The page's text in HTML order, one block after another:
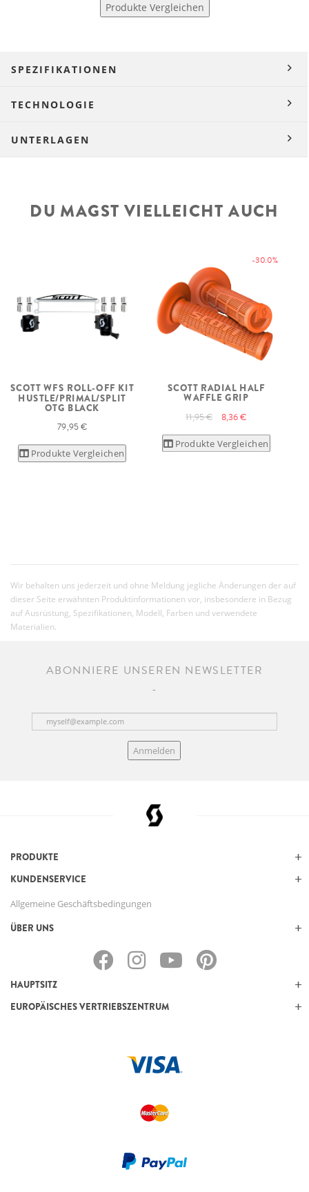
Produkte Vergleichen
SPEZIFIKATIONEN
TECHNOLOGIE
UNTERLAGEN
DU MAGST VIELLEICHT AUCH
SCOTT WFS ROLL-OFF KIT
HUSTLE/PRIMAL/SPLIT
OTG BLACK
79,95 €
Produkte Vergleichen
-30.0%
SCOTT RADIAL HALF
WAFFLE GRIP
11,95 € 8,36 €
Produkte Vergleichen
Wir behalten uns jederzeit und ohne Meldung jegliche Änderungen der auf
dieser Seite erwähnten Produktinformationen vor, insbesondere in Bezug
auf Ausrüstung, Spezifikationen, Modell, Farben und verwendete
Materialien.
ABONNIERE UNSEREN NEWSLETTER
Anmelden
PRODUKTE
KUNDENSERVICE
Allgemeine Geschäftsbedingungen
ÜBER UNS
HAUPTSITZ
EUROPÄISCHES VERTRIEBSZENTRUM